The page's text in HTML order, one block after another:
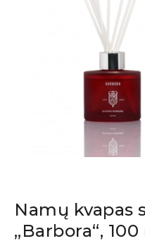
Namų kvapas
„Barbora“, 100